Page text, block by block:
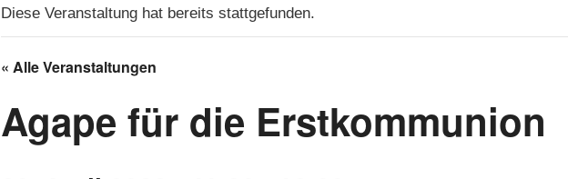
Diese Veranstaltung hat bereits stattgefunden.
« Alle Veranstaltungen
Agape für die Erstkommunion